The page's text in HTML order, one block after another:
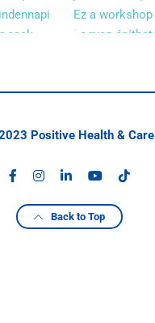
Positive Health & Care
Back to Top